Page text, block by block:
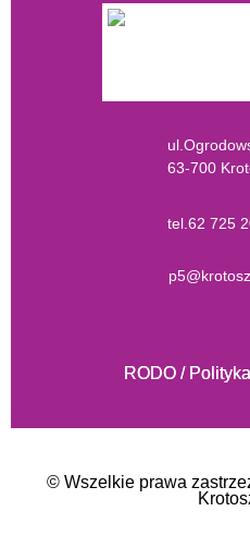
63-700
tel. 62 725
RODO /
© Wszelkie prawa